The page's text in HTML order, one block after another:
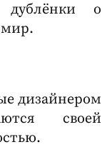
о
мир.
дизайнером
своей